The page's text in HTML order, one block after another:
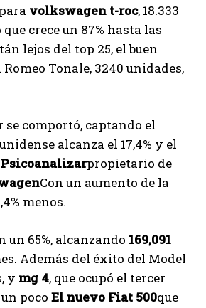
volkswagen t-roc, 18.333
crece un 87% hasta las
lejos del top 25, el buen
Tonale, 3240 unidades,
se comportó, captando el
alcanza el 17,4% y el
Psicoanalizarpropietario de
Con un aumento de la
menos.
un 65%, alcanzando 169,091
Además del éxito del Model
y mg 4, que ocupó el tercer
poco El nuevo Fiat 500que